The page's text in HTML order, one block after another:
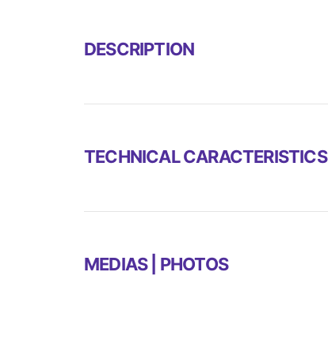
DESCRIPTION
TECHNICAL CARACTERISTICS
MEDIAS | PHOTOS